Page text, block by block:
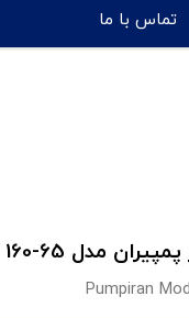
تماس با ما
مدل 65-160
Pumpiran